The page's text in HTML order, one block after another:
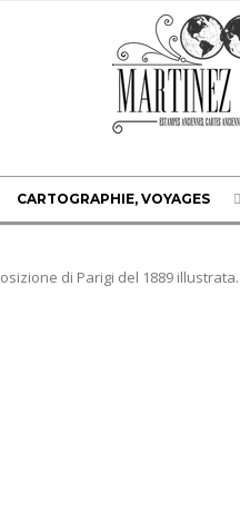
CARTOGRAPHIE, VOYAGES
di Parigi del 1889 illustrata.